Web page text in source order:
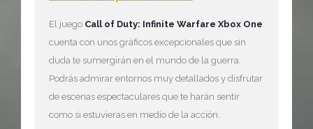
El juego Call of Duty: Infinite Warfare Xbox One
cuenta con unos gráficos excepcionales que sin
duda te sumergirán en el mundo de la guerra.
Podrás admirar entornos muy detallados y disfrutar
de escenas espectaculares que te harán sentir
como si estuvieras en medio de la acción.